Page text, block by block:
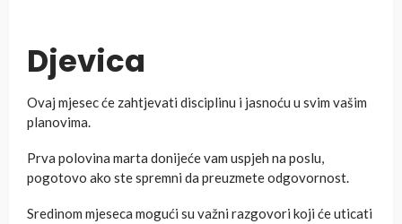
Djevica
Ovaj mjesec će zahtjevati disciplinu i jasnoću u svim vašim
planovima.
Prva polovina marta donijeće vam uspjeh na poslu,
pogotovo ako ste spremni da preuzmete odgovornost.
Sredinom mjeseca mogući su važni razgovori koji će uticati